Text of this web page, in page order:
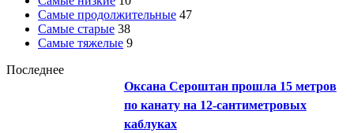
Самые продолжительные 47
Самые старые 38
Самые тяжелые 9
Последнее
Оксана Сероштан прошла 15 метров
по канату на 12-сантиметровых
каблуках